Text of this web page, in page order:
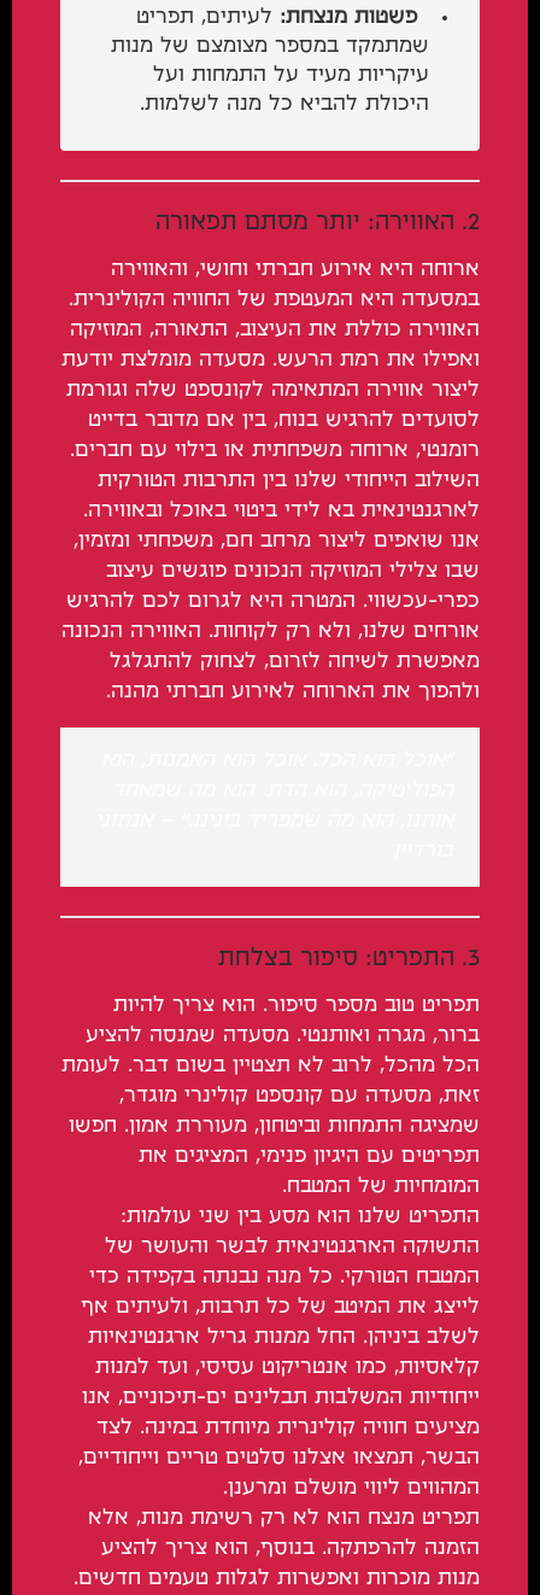
פשטות מנצחת: לעיתים, תפריט
שמתמקד במספר מצומצם של מנות
עיקריות מעיד על התמחות ועל
היכולת להביא כל מנה לשלמות.
2. האווירה: יותר מסתם תפאורה
ארוחה היא אירוע חברתי וחושי, והאווירה
במסעדה היא המעטפת של החוויה הקולינרית.
האווירה כוללת את העיצוב, התאורה, המוזיקה
ואפילו את רמת הרעש. מסעדה מומלצת יודעת
ליצור אווירה המתאימה לקונספט שלה וגורמת
לסועדים להרגיש בנוח, בין אם מדובר בדייט
רומנטי, ארוחה משפחתית או בילוי עם חברים.
השילוב הייחודי שלנו בין התרבות הטורקית
לארגנטינאית בא לידי ביטוי באוכל ובאווירה.
אנו שואפים ליצור מרחב חם, משפחתי ומזמין,
שבו צלילי המוזיקה הנכונים פוגשים עיצוב
כפרי-עכשווי. המטרה היא לגרום לכם להרגיש
אורחים שלנו, ולא רק לקוחות. האווירה הנכונה
מאפשרת לשיחה לזרום, לצחוק להתגלגל
ולהפוך את הארוחה לאירוע חברתי מהנה.
3. התפריט: סיפור בצלחת
תפריט טוב מספר סיפור. הוא צריך להיות
ברור, מגרה ואותנטי. מסעדה שמנסה להציע
הכל מהכל, לרוב לא תצטיין בשום דבר. לעומת
זאת, מסעדה עם קונספט קולינרי מוגדר,
שמציגה התמחות וביטחון, מעוררת אמון. חפשו
תפריטים עם היגיון פנימי, המציגים את
המומחיות של המטבח.
התפריט שלנו הוא מסע בין שני עולמות:
התשוקה הארגנטינאית לבשר והעושר של
המטבח הטורקי. כל מנה נבנתה בקפידה כדי
לייצג את המיטב של כל תרבות, ולעיתים אף
לשלב ביניהן. החל ממנות גריל ארגנטינאיות
קלאסיות, כמו אנטריקוט עסיסי, ועד למנות
ייחודיות המשלבות תבלינים ים-תיכוניים, אנו
מציעים חוויה קולינרית מיוחדת במינה. לצד
הבשר, תמצאו אצלנו סלטים טריים וייחודיים,
המהווים ליווי מושלם ומרענן.
תפריט מנצח הוא לא רק רשימת מנות, אלא
הזמנה להרפתקה. בנוסף, הוא צריך להציע
מנות מוכרות ואפשרות לגלות טעמים חדשים.